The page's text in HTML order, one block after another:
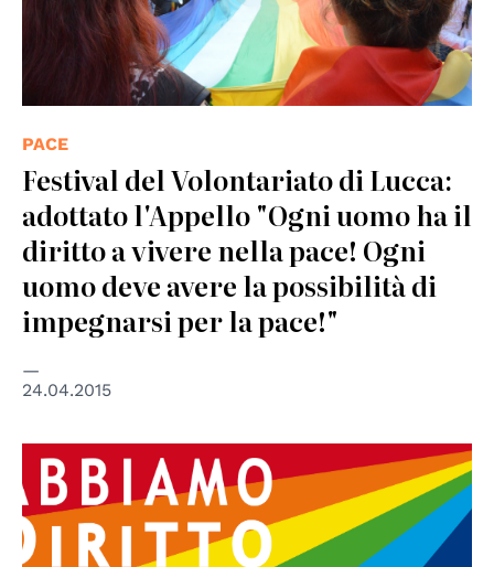
PACE
Festival del Volontariato di Lucca:
adottato l'Appello "Ogni uomo ha il
diritto a vivere nella pace! Ogni
uomo deve avere la possibilità di
impegnarsi per la pace!"
24.04.2015